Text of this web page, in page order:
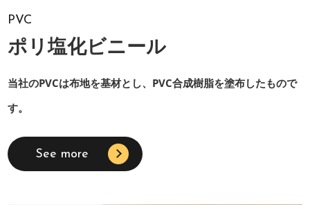
PVC
ポリ塩化ビニール
当社のPVCは布地を基材とし、PVC合成樹脂を塗布したもので
す。
See more